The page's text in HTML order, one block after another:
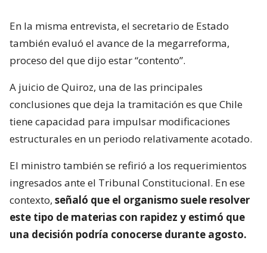
En la misma entrevista, el secretario de Estado
también evaluó el avance de la megarreforma,
proceso del que dijo estar “contento”.
A juicio de Quiroz, una de las principales
conclusiones que deja la tramitación es que Chile
tiene capacidad para impulsar modificaciones
estructurales en un periodo relativamente acotado.
El ministro también se refirió a los requerimientos
ingresados ante el Tribunal Constitucional. En ese
contexto, señaló que el organismo suele resolver
este tipo de materias con rapidez y estimó que
una decisión podría conocerse durante agosto.